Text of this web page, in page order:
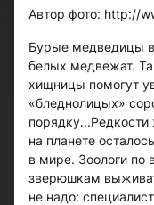
Автор фото: http://
Бурые медведицы
белых медвежат.
хищницы помогут
«бледнолицых»
на планете
в мире. Зоологи по
зверюшкам
не надо: